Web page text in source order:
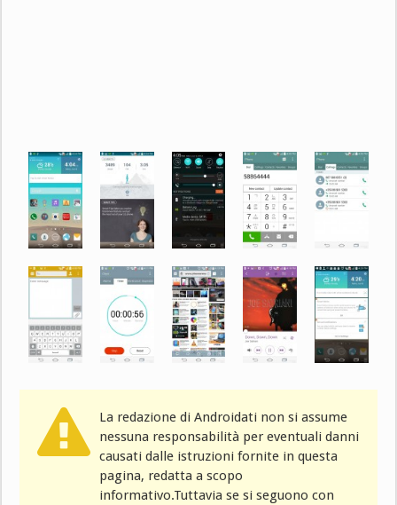
La redazione di Androidati non si assume
nessuna responsabilità per eventuali danni
causati dalle istruzioni fornite in questa
pagina, redatta a scopo
informativo.Tuttavia se si seguono con